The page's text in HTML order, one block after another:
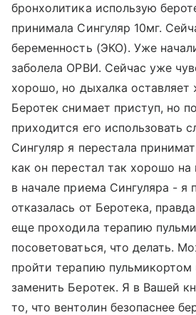
бронхолитика использую
принимала Сингуляр 10мг.
беременность (ЭКО). Уже
заболела ОРВИ. Сейчас уже
хорошо, но дыхалка оставляет
Беротек снимает приступ, но
приходится его использовать
Сингуляр я перестала
как он перестал так хорошо на
в начале приема Сингуляра - я
отказалась от Беротека,
еще проходила терапию
посоветоваться, что делать.
пройти терапию пульмикортом
заменить Беротек. Я в Вашей
то, что вентолин безопаснее